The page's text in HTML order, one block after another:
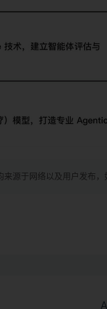
来源于网络以及用户发布